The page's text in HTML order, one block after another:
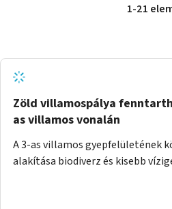
1-21
Zöld villamospálya
as villamos vonalán
A 3-as villamos gyepfelületének
alakítása biodiverz és kisebb